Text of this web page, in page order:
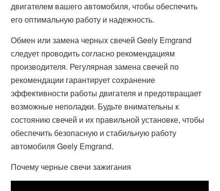
двигателем вашего автомобиля, чтобы обеспечить
его оптимальную работу и надежность.
Обмен или замена черных свечей Geely Emgrand
следует проводить согласно рекомендациям
производителя. Регулярная замена свечей по
рекомендации гарантирует сохранение
эффективности работы двигателя и предотвращает
возможные неполадки. Будьте внимательны к
состоянию свечей и их правильной установке, чтобы
обеспечить безопасную и стабильную работу
автомобиля Geely Emgrand.
Почему черные свечи зажигания